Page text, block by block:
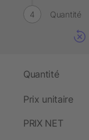
Quantité
Quantité
Prix unitaire
PRIX NET